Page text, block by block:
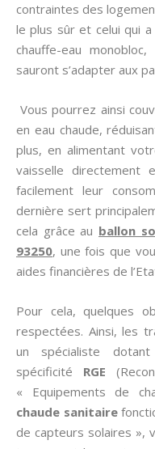
contraintes des
le plus sûr et celui qui
chauffe-eau
sauront s’adapter aux
Vous pourrez ainsi
en eau chaude,
plus, en alimentant
vaisselle directement
facilement leur
dernière sert
cela grâce au ballon
93250, une fois que
aides financières de
Pour cela, quelques
respectées. Ainsi, les
un spécialiste
spécificité RGE
« Equipements de
chaude sanitaire
de capteurs solaires »,